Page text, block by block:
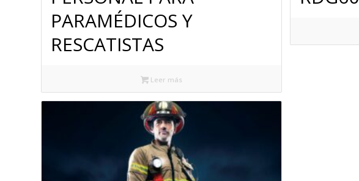
PARAMÉDICOS Y
RESCATISTAS
Leer más